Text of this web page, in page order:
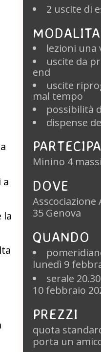
a
la
2 uscite di
lezioni una
uscite da
end
uscite
mal tempo
possibilità
dispense
Minino 4
DOVE
Asscociazione
35 Genova
QUANDO
lunedì 9
serale
10 febbraio
PREZZI
quota
porta un